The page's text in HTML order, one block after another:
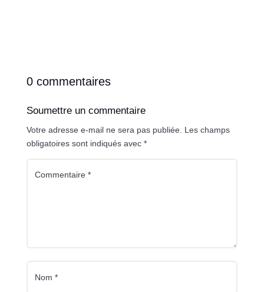
0 commentaires
Soumettre un commentaire
Votre adresse e-mail ne sera pas publiée. Les champs
obligatoires sont indiqués avec *